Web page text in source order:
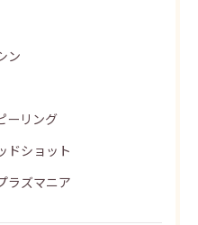
ン
ーリング
ドショット
ズマニア